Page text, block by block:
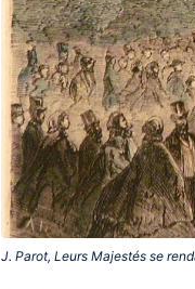
J. Parot, Leurs Majestés se